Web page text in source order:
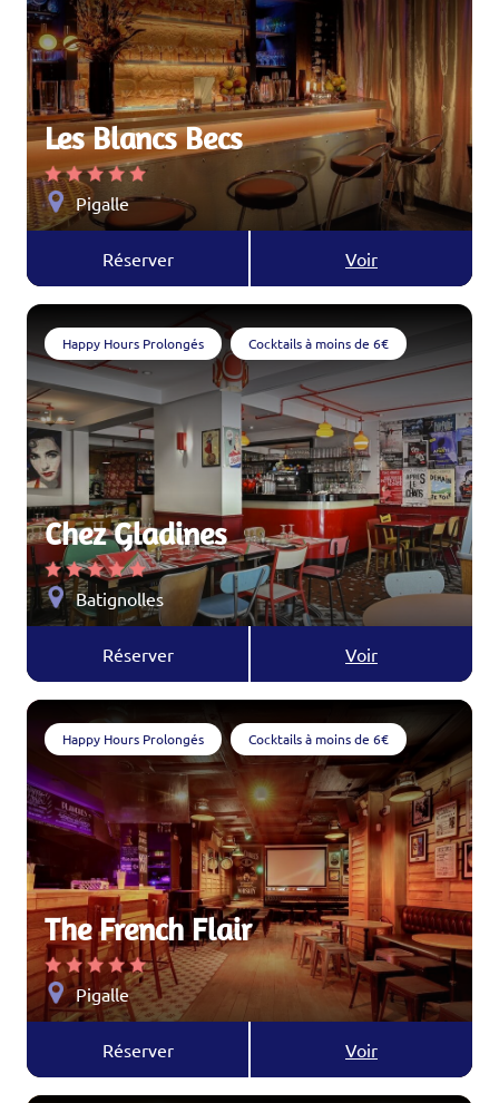
Les Blancs Becs
Pigalle
Réserver Voir
Happy Hours Prolongés Cocktails à moins de 6€
Chez Gladines
Batignolles
Réserver Voir
Happy Hours Prolongés Cocktails à moins de 6€
The French Flair
Pigalle
Réserver Voir